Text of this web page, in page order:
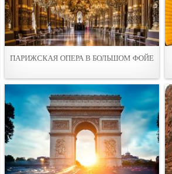
ПАРИЖСКАЯ ОПЕРА В БОЛЬШОМ ФОЙЕ